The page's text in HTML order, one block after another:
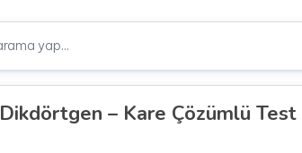
Dikdörtgen – Kare Çözümlü Test